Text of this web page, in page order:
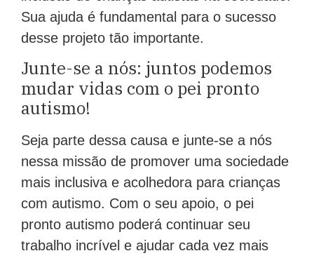
Sua ajuda é fundamental para o sucesso
desse projeto tão importante.
Junte-se a nós: juntos podemos
mudar vidas com o pei pronto
autismo!
Seja parte dessa causa e junte-se a nós
nessa missão de promover uma sociedade
mais inclusiva e acolhedora para crianças
com autismo. Com o seu apoio, o pei
pronto autismo poderá continuar seu
trabalho incrível e ajudar cada vez mais